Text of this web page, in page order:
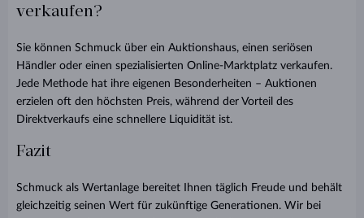
verkaufen?
Sie können Schmuck über ein Auktionshaus, einen seriösen
Händler oder einen spezialisierten Online-Marktplatz verkaufen.
Jede Methode hat ihre eigenen Besonderheiten – Auktionen
erzielen oft den höchsten Preis, während der Vorteil des
Direktverkaufs eine schnellere Liquidität ist.
Fazit
Schmuck als Wertanlage bereitet Ihnen täglich Freude und behält
gleichzeitig seinen Wert für zukünftige Generationen. Wir bei